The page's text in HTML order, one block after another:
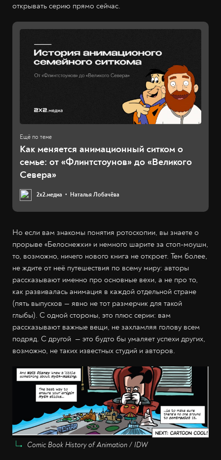
открывать серию прямо сейчас.
Как меняется анимационный ситком о
семье: от «Флинтстоунов» до «Великого
Севера»
2х2.медиа Наталья Лобачёва
Но если вам знакомы понятия ротоскопии, вы знаете о
прорыве «Белоснежки» и немного шарите за стоп-моушн,
то, возможно, ничего нового книга не откроет. Тем более,
не ждите от неё путешествия по всему миру: авторы
рассказывают именно про основные вехи, а не про то,
как развивалась анимация в каждой отдельной стране
(пять выпусков — явно не тот размерчик для такой
глыбы). С одной стороны, это плюс серии: вам
рассказывают важные вещи, не захламляя голову всем
подряд. С другой — это будто бы умаляет успехи других,
возможно, не таких известных студий и авторов.
Comic Book History of Animation / IDW